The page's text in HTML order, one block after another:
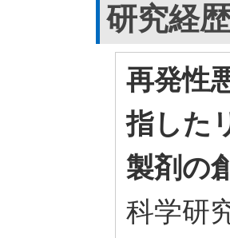
研究経歴
再発性
指した
製剤の
科学研